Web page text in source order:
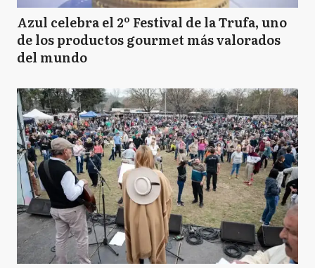
Azul celebra el 2º Festival de la Trufa, uno
de los productos gourmet más valorados
del mundo